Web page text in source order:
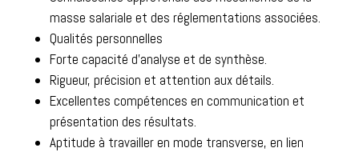
masse salariale et des réglementations associées.
Qualités personnelles
Forte capacité d’analyse et de synthèse.
Rigueur, précision et attention aux détails.
Excellentes compétences en communication et
présentation des résultats.
Aptitude à travailler en mode transverse, en lien